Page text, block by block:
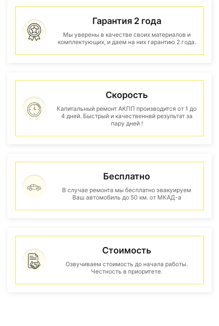
Гарантия 2 года
Мы уверены в качестве своих материалов и
комплектующих, и даем на них гарантию 2 года.
Скорость
Капитальный ремонт АКПП производится от 1 до
4 дней. Быстрый и качественнвй результат за
пару дней !
Бесплатно
В случае ремонта мы бесплатно эвакуируем
Ваш автомобиль до 50 км. от МКАД-а
Стоимость
Озвучиваем стоимость до начала работы.
Честность в приоритете.